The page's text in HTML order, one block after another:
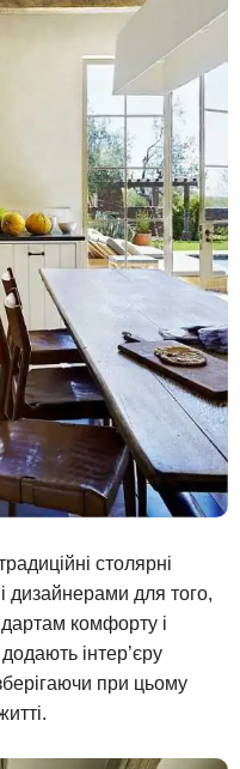
столярні
дизайнерами для того,
комфорту і
інтер’єру
при цьому